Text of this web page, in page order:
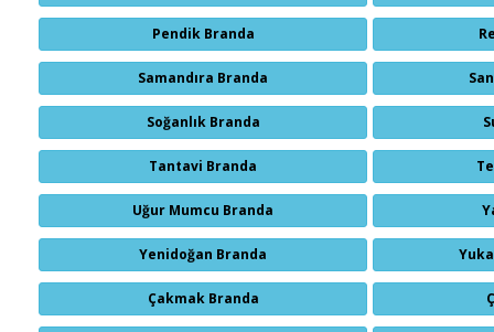
Pendik Branda
Samandıra Branda
Soğanlık Branda
Tantavi Branda
Uğur Mumcu Branda
Yenidoğan Branda
Çakmak Branda